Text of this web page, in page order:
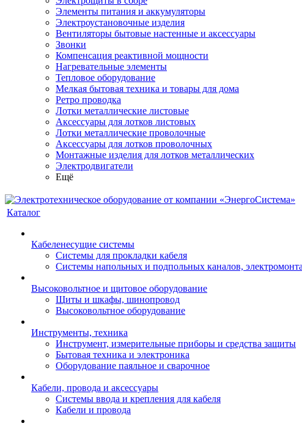
Элементы питания и аккумуляторы
Электроустановочные изделия
Вентиляторы бытовые настенные и аксессуары
Звонки
Компенсация реактивной мощности
Нагревательные элементы
Тепловое оборудование
Мелкая бытовая техника и товары для дома
Ретро проводка
Лотки металлические листовые
Аксессуары для лотков листовых
Лотки металлические проволочные
Аксессуары для лотков проволочных
Монтажные изделия для лотков металлических
Электродвигатели
Ещё
Каталог
Кабеленесущие системы
Системы для прокладки кабеля
Системы напольных и подпольных каналов,
Высоковольтное и щитовое оборудование
Щиты и шкафы, шинопровод
Высоковольтное оборудование
Инструменты, техника
Инструмент, измерительные приборы и средства защиты
Бытовая техника и электроника
Оборудование паяльное и сварочное
Кабели, провода и аксессуары
Системы ввода и крепления для кабеля
Кабели и провода